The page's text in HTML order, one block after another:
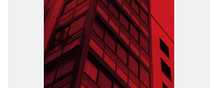
6 de Julio
primera convocatoria 18:00
segunda convocatoria 18:30